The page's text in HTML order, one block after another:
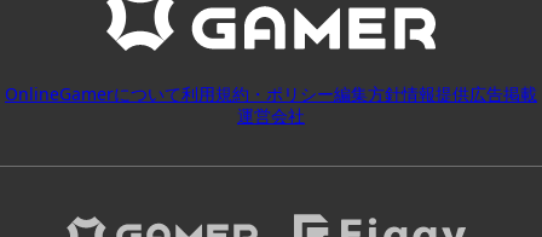
OnlineGamerについて利用規約・ポリシー編集方針情報提供広告掲載
運営会社